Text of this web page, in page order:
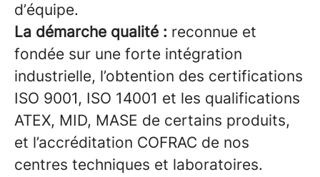
d’équipe.
La démarche qualité : reconnue et
fondée sur une forte intégration
industrielle, l’obtention des certifications
ISO 9001, ISO 14001 et les qualifications
ATEX, MID, MASE de certains produits,
et l’accréditation COFRAC de nos
centres techniques et laboratoires.